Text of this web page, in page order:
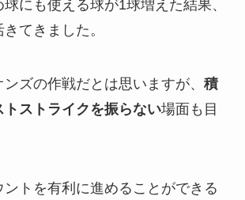
にも使える球が1球増えた結果、
てきました。
ズの作戦だとは思いますが、 積
ストライクを振らない場面も目
トを有利に進めることができる